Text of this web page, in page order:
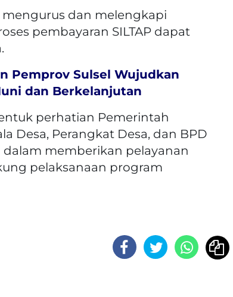
mengurus dan melengkapi
pembayaran SILTAP dapat
Pemprov Sulsel Wujudkan
dan Berkelanjutan
perhatian Pemerintah
Desa, Perangkat Desa, dan BPD
memberikan pelayanan
pelaksanaan program